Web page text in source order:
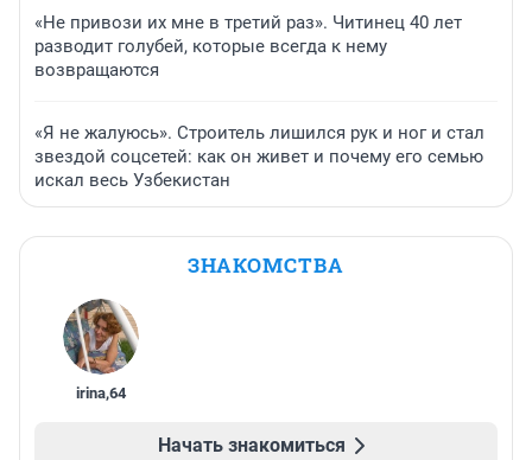
«Не привози их мне в третий раз». Читинец 40 лет
разводит голубей, которые всегда к нему
возвращаются
«Я не жалуюсь». Строитель лишился рук и ног и стал
звездой соцсетей: как он живет и почему его семью
искал весь Узбекистан
ЗНАКОМСТВА
irina,64
Начать знакомиться